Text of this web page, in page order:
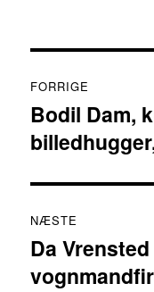
FORRIGE
Forrige
indlæg:
Bodil Dam,
NÆSTE
Næste
indlæg:
Da